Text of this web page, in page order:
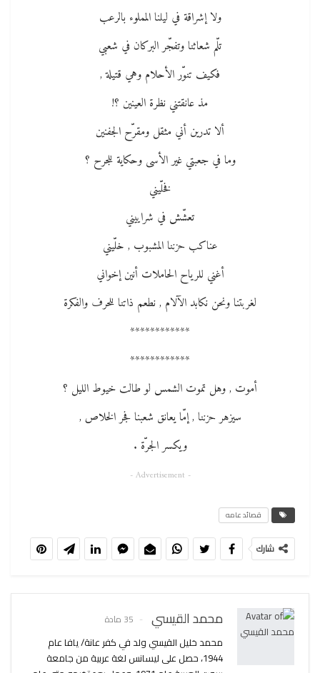
ولا إشراقة في ليلنا المملوء بالرعب
تلّم شعاثنا وتفجّر البركان في شعبي
فكيف تنوّر الأحلام وهي قتيلة ,
مذ عانقتني نظرة العينين ؟!
ألا تدرين أني مثقل ومقرّح الجفنين
وما في جعبتي غير الأسى وحكاية للجرح ؟
فخلّيني
تعشّش في شراييني
عناكب حزننا المشبوب , خلّيني
أغني للرياح الحاملات أنين إخواني
لغربتنا ونحن نكابد الآلام , نطعم ذاتنا للحرف والفكرة
************
************
أموت , وهل تموت الشمس لو طالت خيوط الليل ؟
سيزهر حزننا , إمّا يعانق شعبنا فجر الخلاص ,
ويكسر الجرّة .
- Advertisement -
قصائد عامه
شارك
محمد القيسي 35 مادة
محمد خليل القيسي ولد في كفر عانة/ يافا عام
1944، حصل على ليسانس لغة عربية من جامعة